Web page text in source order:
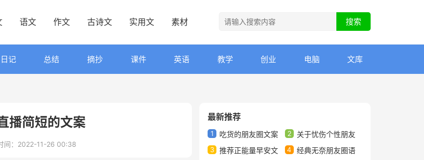
语文 作文 古诗文 实用文 素材
日记 总结 摘抄 课件 英语 教学 创业 电脑 文库
播简短的文案
间：2022-11-26 00:38
最新推荐
1 吃货的朋友圈文案 2
关于忧伤个性朋友
圈语录文案40句
3
推荐正能量早安文
4
经典无奈朋友圈语